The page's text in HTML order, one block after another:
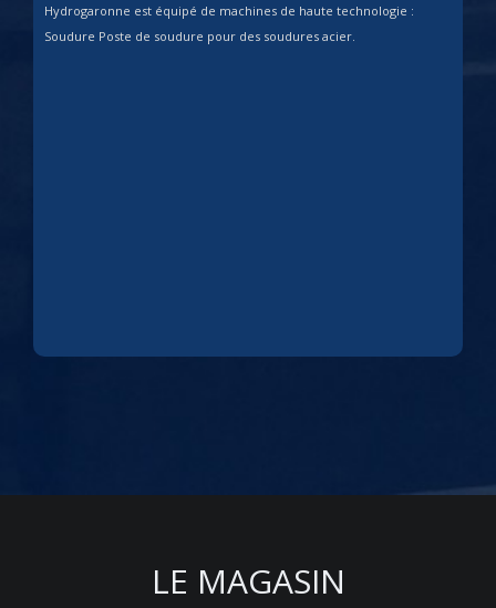
Hydrogaronne est équipé de machines de haute technologie :
Soudure Poste de soudure pour des soudures acier.
LE MAGASIN